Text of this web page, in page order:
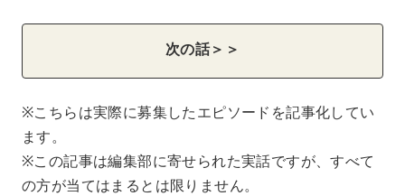
次の話＞＞
※こちらは実際に募集したエピソードを記事化してい
ます。
※この記事は編集部に寄せられた実話ですが、すべて
の方が当てはまるとは限りません。